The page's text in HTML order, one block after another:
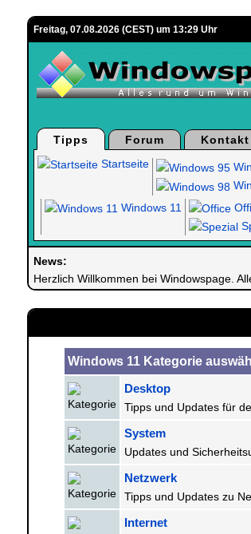
Freitag, 07.08.2026 (CEST) um 13:29 Uhr
Tipps Forum Kontakt
Startseite
Windows 11
News:
Herzlich Willkommen bei Windowspage.
Windows 11 Kategorie
Desktop
Tipps und Updates für
System
Updates und
Netzwerk
Tipps und Updates zu
Internet